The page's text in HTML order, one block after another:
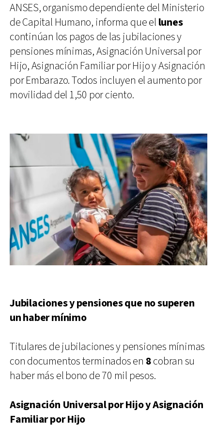
ANSES, organismo dependiente del Ministerio
de Capital Humano, informa que el lunes
continúan los pagos de las jubilaciones y
pensiones mínimas, Asignación Universal por
Hijo, Asignación Familiar por Hijo y Asignación
por Embarazo. Todos incluyen el aumento por
movilidad del 1,50 por ciento.
Jubilaciones y pensiones que no superen
un haber mínimo
Titulares de jubilaciones y pensiones mínimas
con documentos terminados en 8cobran su
haber más el bono de 70 mil pesos.
Asignación Universal por Hijo y Asignación
Familiar por Hijo